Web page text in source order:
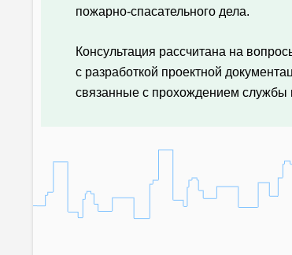
пожарно-спасательного дела.
Консультация рассчитана на
с разработкой проектной
связанные с прохождением